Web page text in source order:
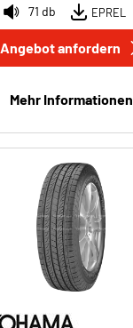
71 db EPREL
Angebot anfordern
Mehr Informationen